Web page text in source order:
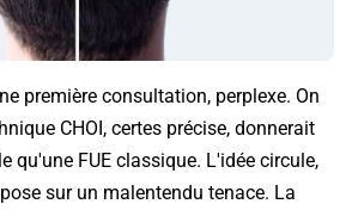
première consultation, perplexe. On
CHOI, certes précise, donnerait
qu'une FUE classique. L'idée circule,
sur un malentendu tenace. La